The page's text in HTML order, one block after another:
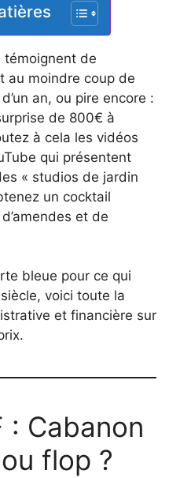
témoignent de
au moindre coup de
an, ou pire encore :
de 800€ à
à cela les vidéos
qui présentent
« studios de jardin
un cocktail
et de
bleue pour ce qui
voici toute la
et financière sur
: Cabanon
flop ?